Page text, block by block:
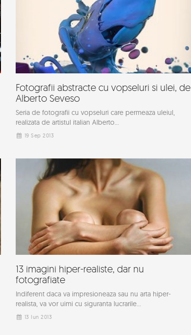
Fotografii abstracte cu vopseluri si ulei, de
Alberto Seveso
Seria de fotografii cu vopseluri care permeaza uleiul,
realizata de artistul italian Alberto...
19 Sep 2013
13 imagini hiper-realiste, dar nu
fotografiate
Indiferent daca va impresioneaza sau nu arta hiper-
realista, va vor uimi cu siguranta lucrarile...
13 Iun 2013